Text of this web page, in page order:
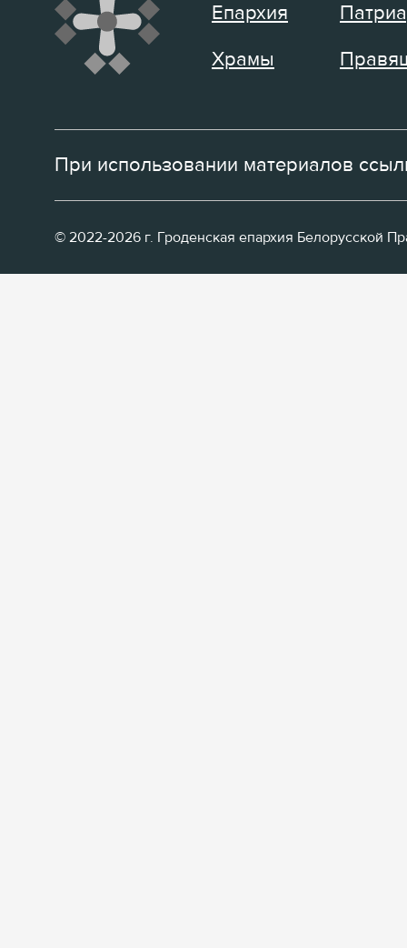
Епархия
Храмы
При использовании материалов
© 2022-2026 г. Гроденская епархия Белорусской